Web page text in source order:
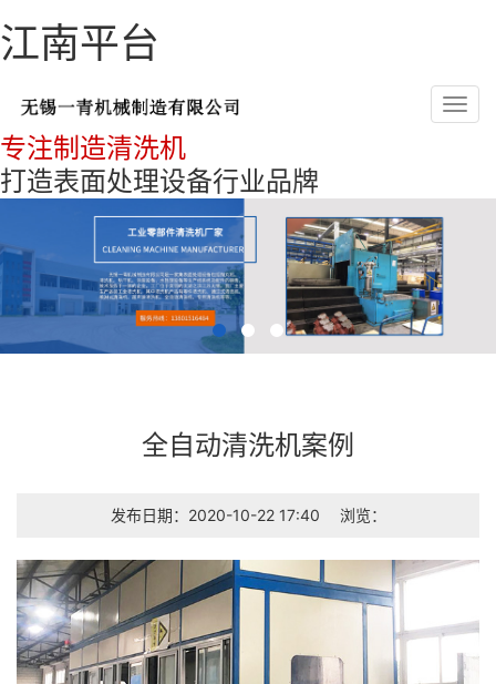
江南平台
专注制造清洗机
打造表面处理设备行业品牌
全自动清洗机案例
发布日期：2020-10-22 17:40 浏览：